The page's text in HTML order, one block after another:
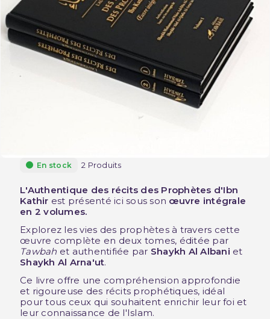
En stock 2 Produits
L'Authentique des récits des Prophètes d'Ibn
Kathir est présenté ici sous son œuvre intégrale
en 2 volumes.
Explorez les vies des prophètes à travers cette
œuvre complète en deux tomes, éditée par
Tawbah et authentifiée par Shaykh Al Albani et
Shaykh Al Arna'ut.
Ce livre offre une compréhension approfondie
et rigoureuse des récits prophétiques, idéal
pour tous ceux qui souhaitent enrichir leur foi et
leur connaissance de l'Islam.